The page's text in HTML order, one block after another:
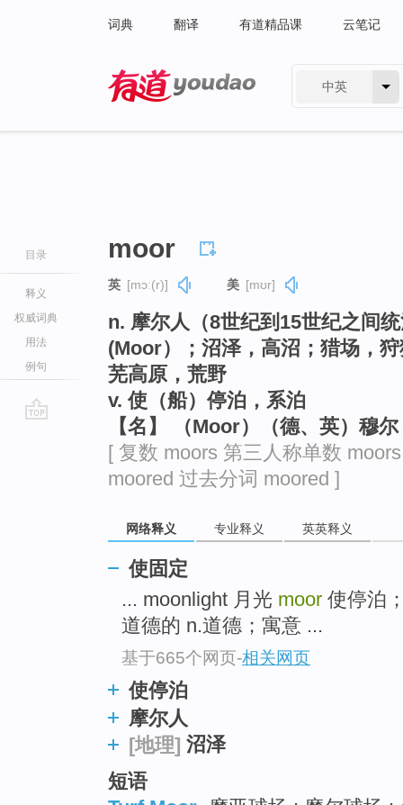
词典 翻译 有道精品课 云笔记
中英
目录
释义
权威词典
用法
例句
moor
英 [mɔː(r)] 美 [mʊr]
n. 摩尔人（8世纪到15世纪之间
(Moor）；沼泽，高沼；猎场，
芜高原，荒野
v. 使（船）停泊，系泊
【名】 （Moor）（德、英）穆
[ 复数 moors 第三人称单数
moored 过去分词 moored ]
网络释义 专业释义 英英释义
使固定
... moonlight 月光 moor 使停泊
道德的 n.道德；寓意 ...
基于665个网页-相关网页
使停泊
摩尔人
[地理] 沼泽
短语